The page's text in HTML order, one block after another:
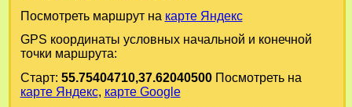
Посмотреть маршрут на карте Яндекс
GPS координаты условных начальной и конечной
точки маршрута:
Старт: 55.75404710,37.62040500Посмотреть на
карте Яндекс, карте Google